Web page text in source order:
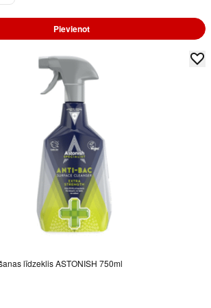
Pievienot
līdzeklis ASTONISH 750ml